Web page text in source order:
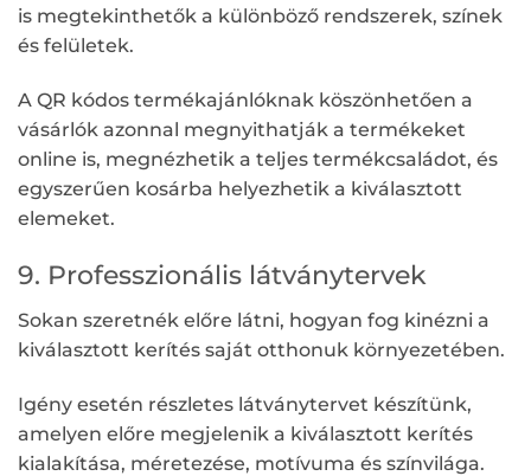
is megtekinthetők a különböző rendszerek, színek
és felületek.
A QR kódos termékajánlóknak köszönhetően a
vásárlók azonnal megnyithatják a termékeket
online is, megnézhetik a teljes termékcsaládot, és
egyszerűen kosárba helyezhetik a kiválasztott
elemeket.
9. Professzionális látványtervek
Sokan szeretnék előre látni, hogyan fog kinézni a
kiválasztott kerítés saját otthonuk környezetében.
Igény esetén részletes látványtervet készítünk,
amelyen előre megjelenik a kiválasztott kerítés
kialakítása, méretezése, motívuma és színvilága.